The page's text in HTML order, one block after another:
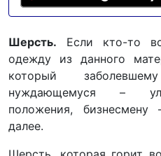
Шерсть. Если кто-то
одежду из данного
который
нуждающемуся –
положения,
далее.